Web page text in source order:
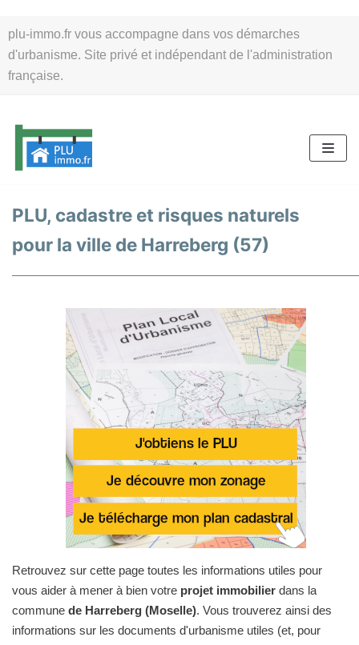
plu-immo.fr vous accompagne dans vos démarches
d'urbanisme. Site privé et indépendant de l'administration
française.
au
contenu
PLU, cadastre et risques naturels
pour la ville de Harreberg (57)
Retrouvez sur cette page toutes les informations utiles pour
vous aider à mener à bien votre projet immobilier dans la
commune de Harreberg (Moselle). Vous trouverez ainsi des
informations sur les documents d'urbanisme utiles (et, pour